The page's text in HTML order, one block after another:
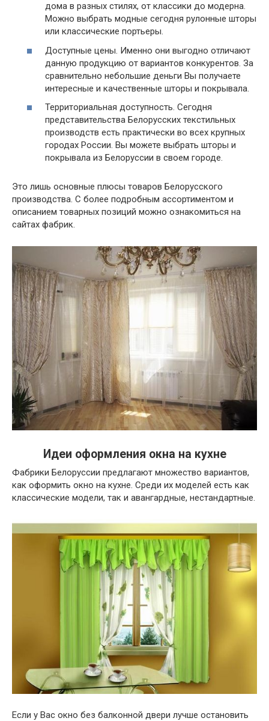
дома в разных стилях, от классики до модерна.
Можно выбрать модные сегодня рулонные шторы
или классические портьеры.
Доступные цены. Именно они выгодно отличают
данную продукцию от вариантов конкурентов. За
сравнительно небольшие деньги Вы получаете
интересные и качественные шторы и покрывала.
Территориальная доступность. Сегодня
представительства Белорусских текстильных
производств есть практически во всех крупных
городах России. Вы можете выбрать шторы и
покрывала из Белоруссии в своем городе.
Это лишь основные плюсы товаров Белорусского
производства. С более подробным ассортиментом и
описанием товарных позиций можно ознакомиться на
сайтах фабрик.
Идеи оформления окна на кухне
Фабрики Белоруссии предлагают множество вариантов,
как оформить окно на кухне. Среди их моделей есть как
классические модели, так и авангардные, нестандартные.
Если у Вас окно без балконной двери лучше остановить